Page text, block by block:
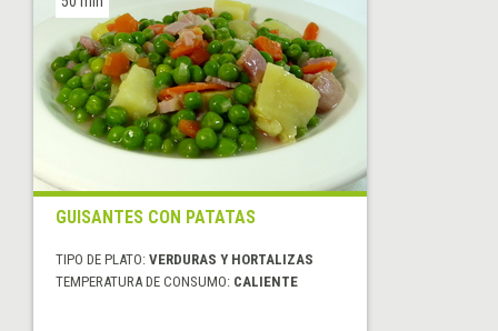
GUISANTES CON PATATAS
TIPO DE PLATO: VERDURAS Y HORTALIZAS
TEMPERATURA DE CONSUMO: CALIENTE